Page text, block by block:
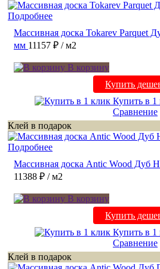
Подробнее
Массивная доска Tokarev Parquet
мм 11157 ₽ / м2
В корзину
Купить
Купить в 1
Сравнение
Клей в подарок
Подробнее
Массивная доска Antic Wood Дуб
11388 ₽ / м2
В корзину
Купить
Купить в 1
Сравнение
Клей в подарок